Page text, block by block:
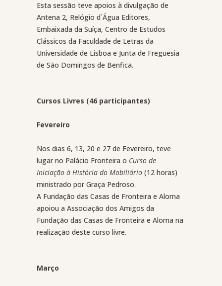
Esta sessão teve apoios à divulgação de
Antena 2, Relógio d´Água Editores,
Embaixada da Suíça, Centro de Estudos
Clássicos da Faculdade de Letras da
Universidade de Lisboa e Junta de Freguesia
de São Domingos de Benfica.
Cursos Livres (46 participantes)
Fevereiro
Nos dias 6, 13, 20 e 27 de Fevereiro, teve
lugar no Palácio Fronteira o Curso de
Iniciação à História do Mobiliário (12 horas)
ministrado por Graça Pedroso.
A Fundação das Casas de Fronteira e Alorna
apoiou a Associação dos Amigos da
Fundação das Casas de Fronteira e Alorna na
realização deste curso livre.
Março